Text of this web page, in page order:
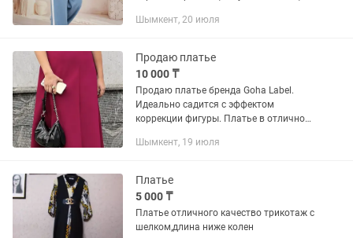
Шымкент, 20 июля
Продаю платье
10 000 ₸
Продаю платье бренда Goha Label.
Идеально садится с эффектом
коррекции фигуры. Платье в отличном
тянется. Трикотаж. Размер Л
Шымкент, 19 июля
Платье
5 000 ₸
Платье отличного качество трикотаж с
шелком,длина ниже колен